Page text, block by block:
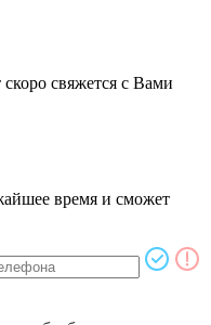
свяжется с Вами
время и сможет